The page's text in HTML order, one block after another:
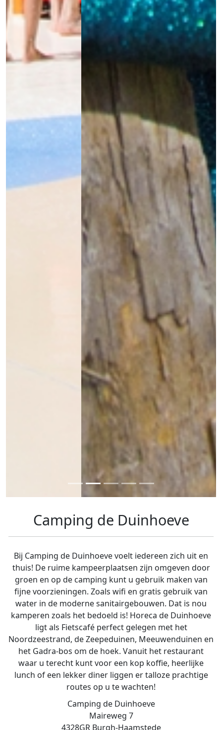
Camping de Duinhoeve
Bij Camping de Duinhoeve voelt iedereen zich uit en
thuis! De ruime kampeerplaatsen zijn omgeven door
groen en op de camping kunt u gebruik maken van
fijne voorzieningen. Zoals wifi en gratis gebruik van
water in de moderne sanitairgebouwen. Dat is nou
kamperen zoals het bedoeld is! Horeca de Duinhoeve
ligt als Fietscafé perfect gelegen met het
Noordzeestrand, de Zeepeduinen, Meeuwenduinen en
het Gadra-bos om de hoek. Vanuit het restaurant
waar u terecht kunt voor een kop koffie, heerlijke
lunch of een lekker diner liggen er talloze prachtige
routes op u te wachten!
Camping de Duinhoeve
Maireweg 7
4328GR Burgh-Haamstede